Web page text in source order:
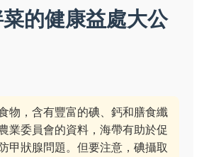
的健康益處大公
物，含有豐富的碘、鈣和膳食纖
業委員會的資料，海帶有助於促
甲狀腺問題。但要注意，碘攝取